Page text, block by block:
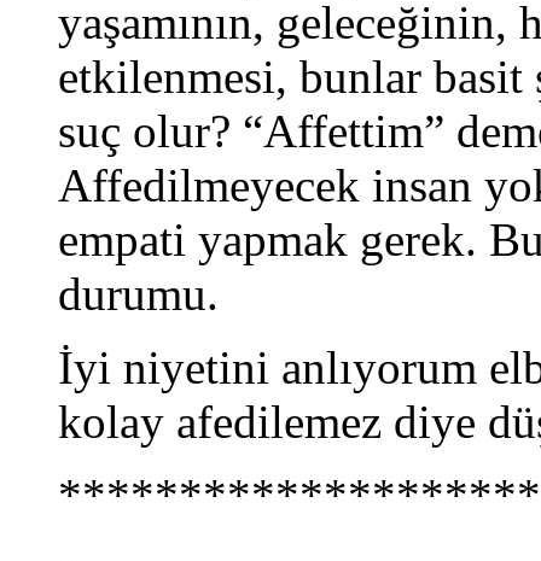
yaşamının, geleceğinin,
etkilenmesi, bunlar basit
suç olur? “Affettim”
Affedilmeyecek insan
empati yapmak gerek.
durumu.
İyi niyetini anlıyorum
kolay afedilemez diye